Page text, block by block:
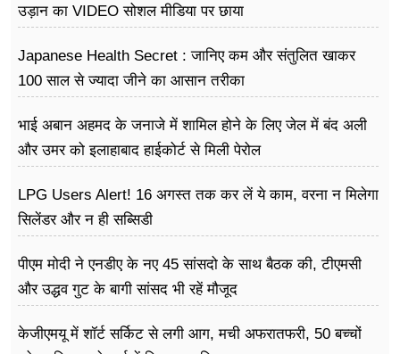
उड़ान का VIDEO सोशल मीडिया पर छाया
Japanese Health Secret : जानिए कम और संतुलित खाकर
100 साल से ज्यादा जीने का आसान तरीका
भाई अबान अहमद के जनाजे में शामिल होने के लिए जेल में बंद अली
और उमर को इलाहाबाद हाईकोर्ट से मिली पेरोल
LPG Users Alert! 16 अगस्त तक कर लें ये काम, वरना न मिलेगा
सिलेंडर और न ही सब्सिडी
पीएम मोदी ने एनडीए के नए 45 सांसदो के साथ बैठक की, टीएमसी
और उद्धव गुट के बागी सांसद भी रहें मौजूद
केजीएमयू में शॉर्ट सर्किट से लगी आग, मची अफरातफरी, 50 बच्चों